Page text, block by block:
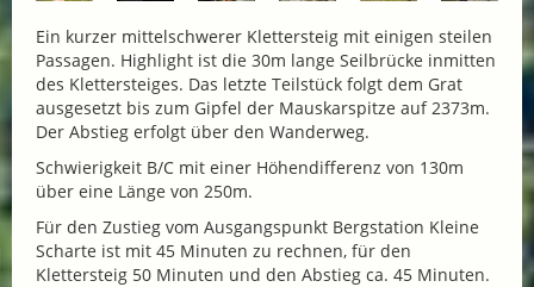
Ein kurzer mittelschwerer Klettersteig mit einigen steilen
Passagen. Highlight ist die 30m lange Seilbrücke inmitten
des Klettersteiges. Das letzte Teilstück folgt dem Grat
ausgesetzt bis zum Gipfel der Mauskarspitze auf 2373m.
Der Abstieg erfolgt über den Wanderweg.
Schwierigkeit B/C mit einer Höhendifferenz von 130m
über eine Länge von 250m.
Für den Zustieg vom Ausgangspunkt Bergstation Kleine
Scharte ist mit 45 Minuten zu rechnen, für den
Klettersteig 50 Minuten und den Abstieg ca. 45 Minuten.